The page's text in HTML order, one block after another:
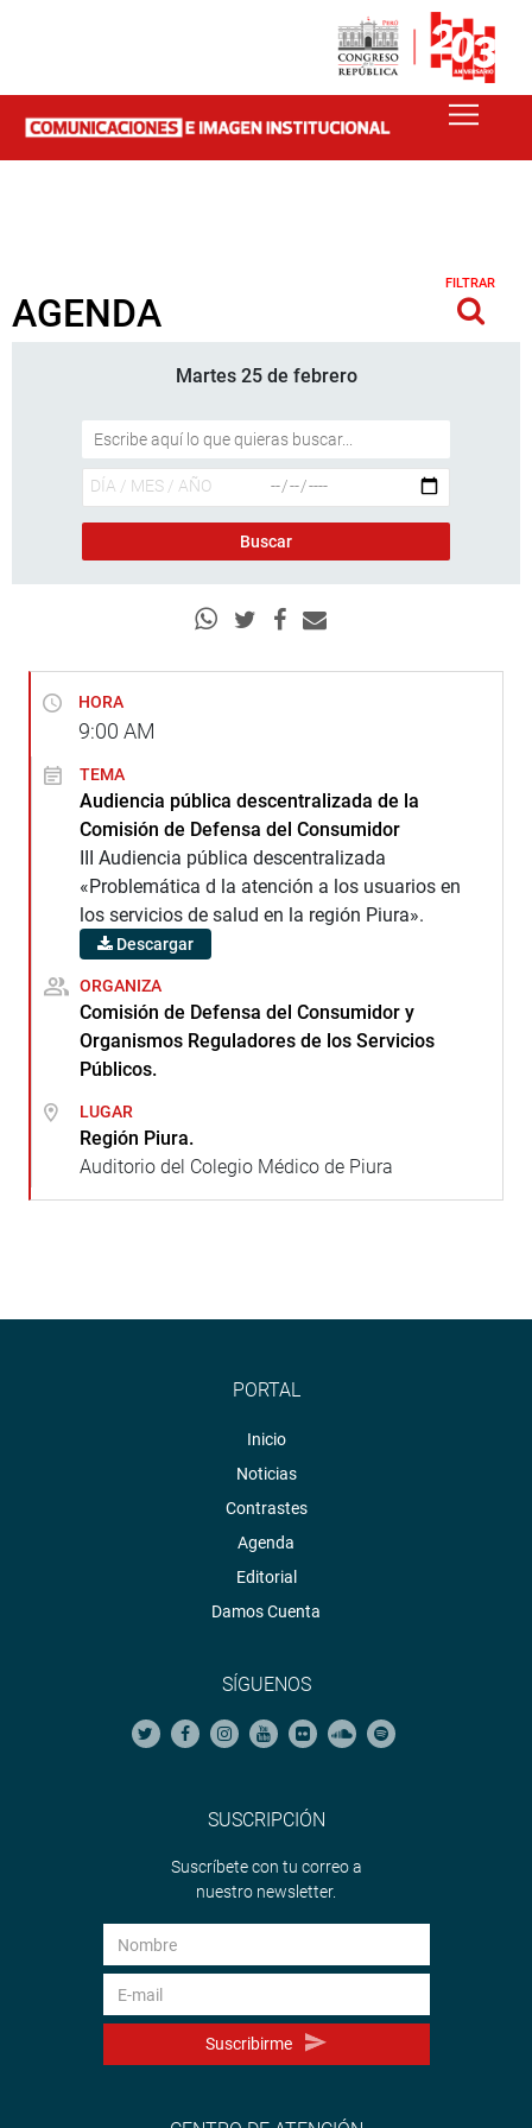
AGENDA
FILTRAR
Martes 25 de febrero
HORA
9:00 AM
TEMA
Audiencia pública descentralizada de la
Comisión de Defensa del Consumidor
III Audiencia pública descentralizada
«Problemática d la atención a los usuarios en
los servicios de salud en la región Piura».
Descargar
ORGANIZA
Comisión de Defensa del Consumidor y
Organismos Reguladores de los Servicios
Públicos.
LUGAR
Región Piura.
Auditorio del Colegio Médico de Piura
PORTAL
Inicio
Noticias
Contrastes
Agenda
Editorial
Damos Cuenta
SÍGUENOS
SUSCRIPCIÓN
Suscríbete con tu correo a
nuestro newsletter.
Suscribirme